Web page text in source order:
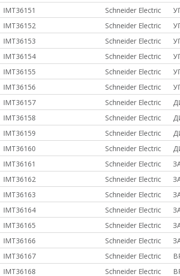
IMT36151 Schneider Electric
IMT36152 Schneider Electric
IMT36153 Schneider Electric
IMT36154 Schneider Electric
IMT36155 Schneider Electric
IMT36156 Schneider Electric
IMT36157 Schneider Electric
IMT36158 Schneider Electric
IMT36159 Schneider Electric
IMT36160 Schneider Electric
IMT36161 Schneider Electric
IMT36162 Schneider Electric
IMT36163 Schneider Electric
IMT36164 Schneider Electric
IMT36165 Schneider Electric
IMT36166 Schneider Electric
IMT36167 Schneider Electric
IMT36168 Schneider Electric